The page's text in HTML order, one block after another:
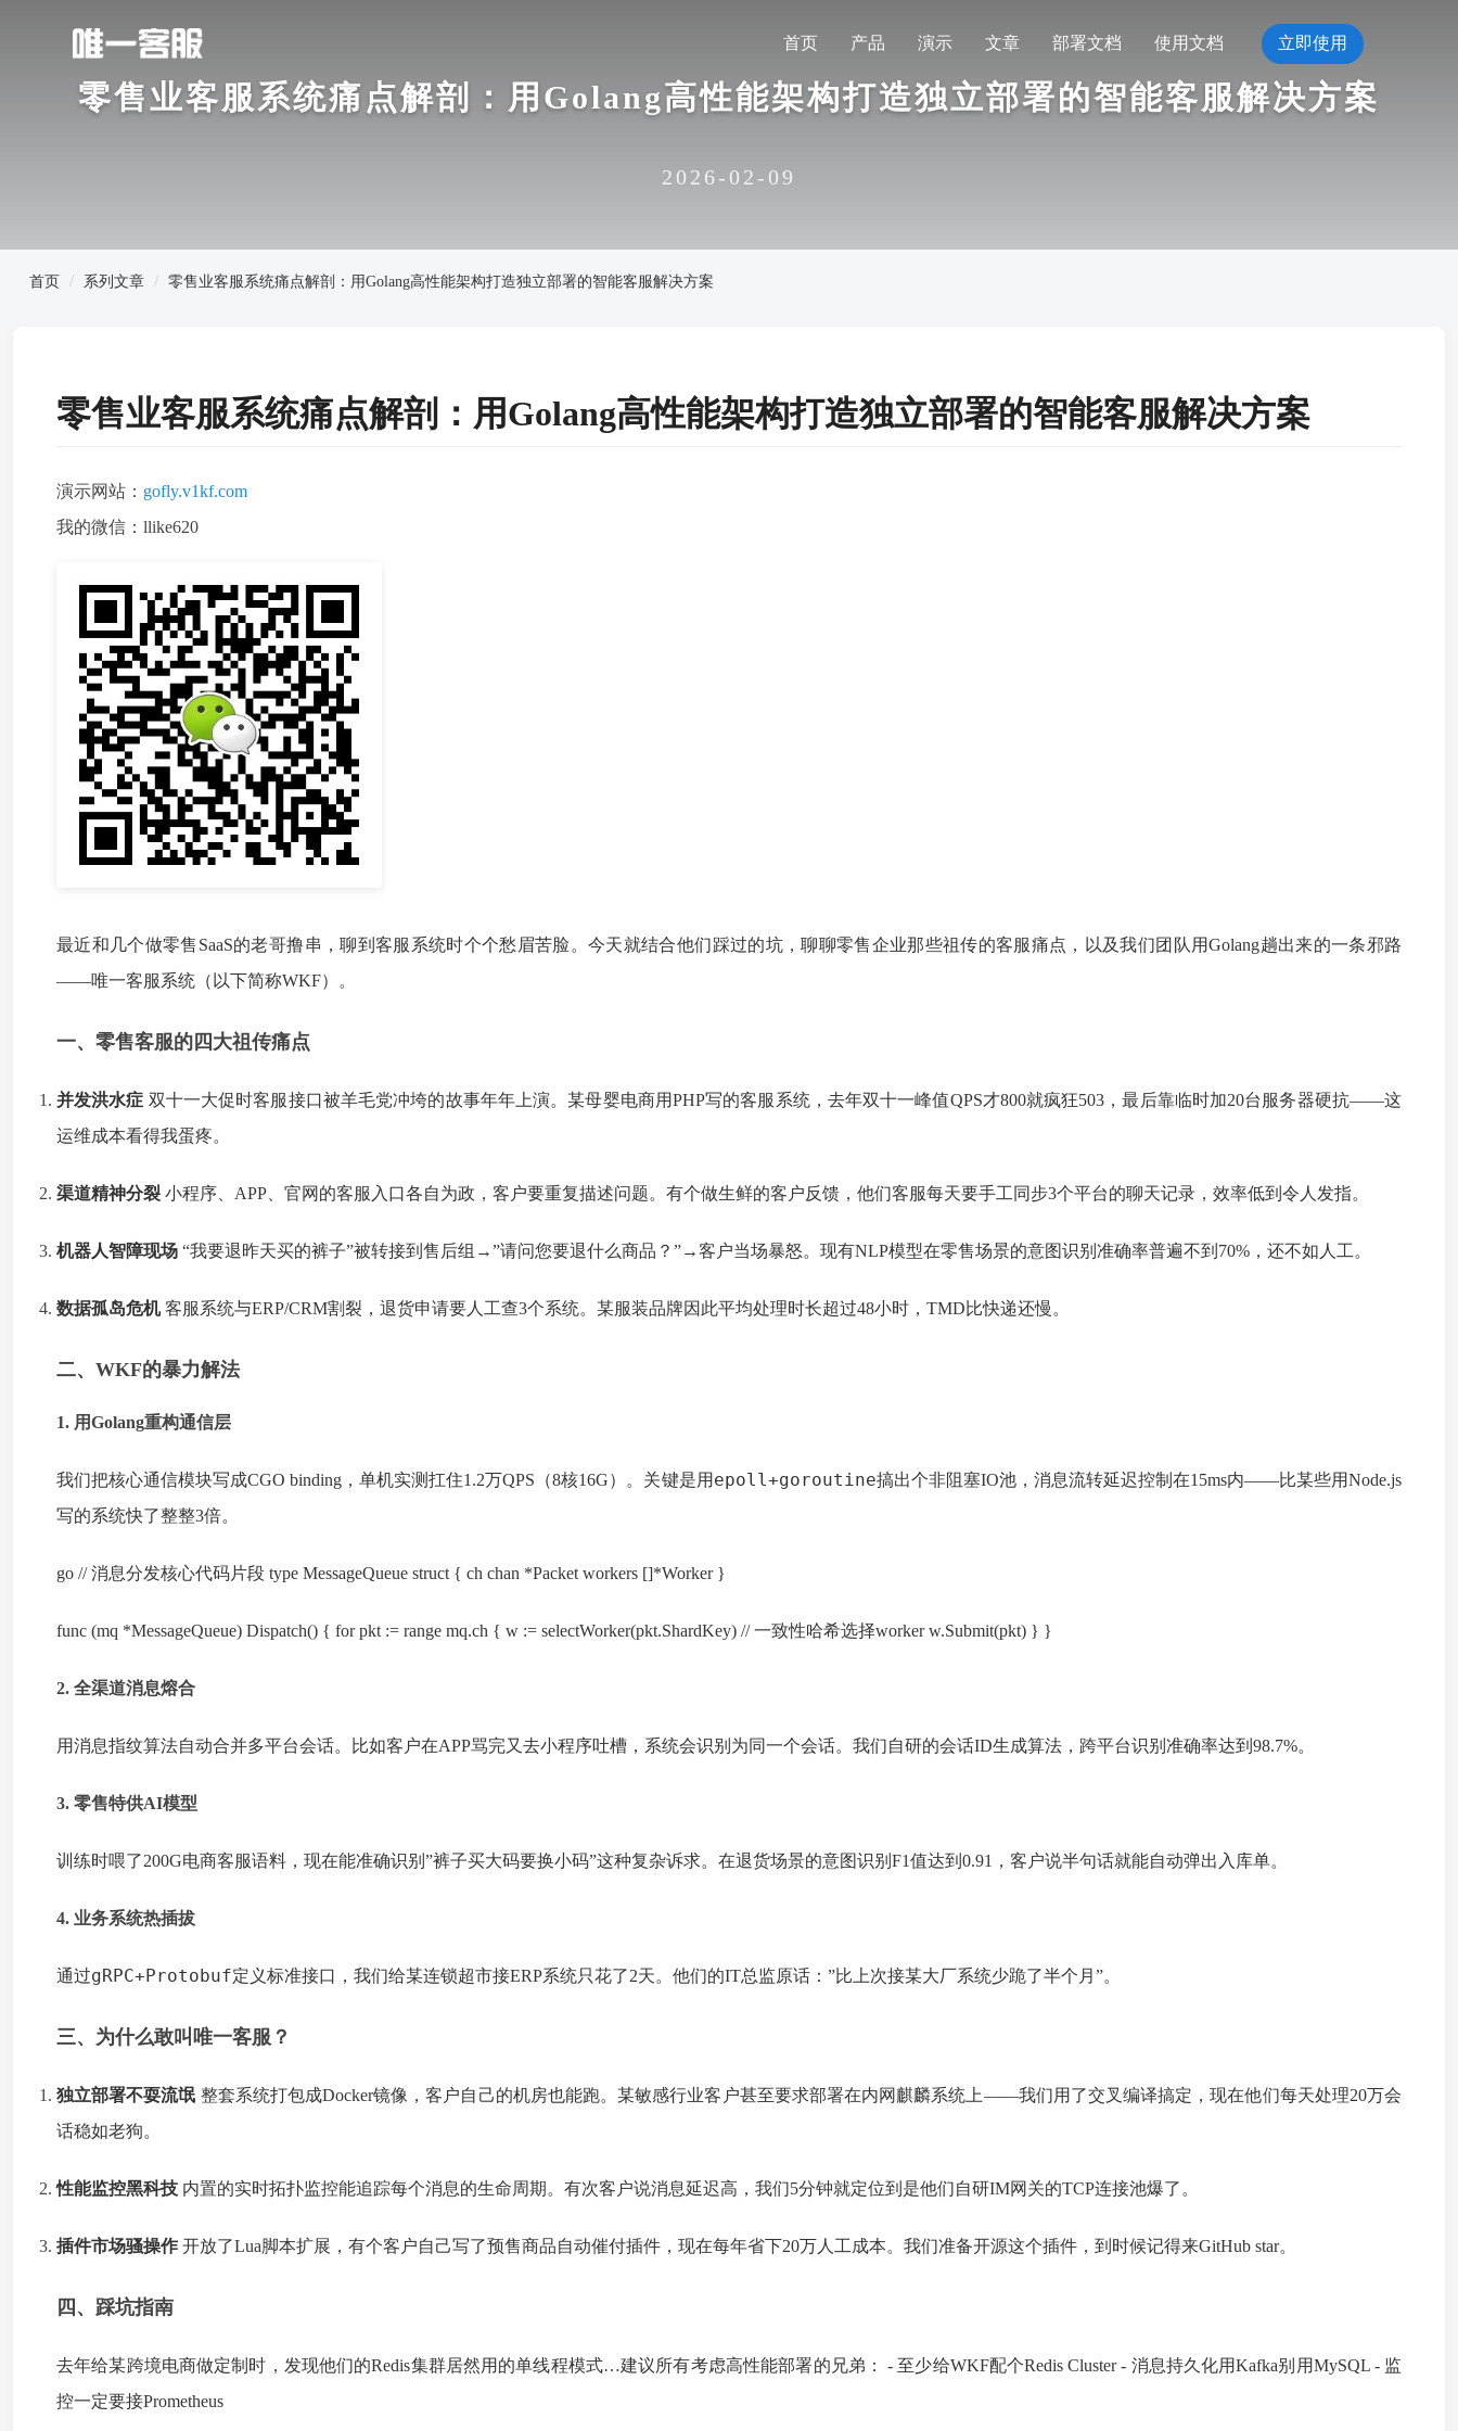
首页 产品 演示 文章 部署文档 使用文档 立即使用
零售业客服系统痛点解剖：用Golang高性能架构打造独立部署的智能客服解决方案
2026-02-09
首页 系列文章 零售业客服系统痛点解剖：用Golang高性能架构打造独立部署的智能客服解决方案
零售业客服系统痛点解剖：用Golang高性能架构打造独立部署的智能客服解决方案
演示网站： gofly.v1kf.com
我的微信：llike620
最近和几个做零售SaaS的老哥撸串，聊到客服系统时个个愁眉苦脸。今天就结合他们踩过的坑，聊聊零售企业那些祖传的客服痛点，以及我们团队用Golang趟出来的一条邪路
——唯一客服系统（以下简称WKF）。
一、零售客服的四大祖传痛点
并发洪水症 双十一大促时客服接口被羊毛党冲垮的故事年年上演。某母婴电商用PHP写的客服系统，去年双十一峰值QPS才800就疯狂503，最后靠临时加20台服务器硬抗——这
运维成本看得我蛋疼。
渠道精神分裂 小程序、APP、官网的客服入口各自为政，客户要重复描述问题。有个做生鲜的客户反馈，他们客服每天要手工同步3个平台的聊天记录，效率低到令人发指。
机器人智障现场 “我要退昨天买的裤子”被转接到售后组→”请问您要退什么商品？”→客户当场暴怒。现有NLP模型在零售场景的意图识别准确率普遍不到70%，还不如人工。
数据孤岛危机客服系统与ERP/CRM割裂，退货申请要人工查3个系统。某服装品牌因此平均处理时长超过48小时，TMD比快递还慢。
二、WKF的暴力解法
1. 用Golang重构通信层
我们把核心通信模块写成CGO binding，单机实测扛住1.2万QPS（8核16G）。关键是用 epoll+goroutine搞出个非阻塞IO池，消息流转延迟控制在15ms内——比某些用Node.js
写的系统快了整整3倍。
go // 消息分发核心代码片段 type MessageQueue struct { ch chan *Packet workers []*Worker }
func (mq *MessageQueue) Dispatch() { for pkt := range mq.ch { w := selectWorker(pkt.ShardKey) // 一致性哈希选择worker w.Submit(pkt) } }
2. 全渠道消息熔合
用消息指纹算法自动合并多平台会话。比如客户在APP骂完又去小程序吐槽，系统会识别为同一个会话。我们自研的会话ID生成算法，跨平台识别准确率达到98.7%。
3. 零售特供AI模型
训练时喂了200G电商客服语料，现在能准确识别”裤子买大码要换小码”这种复杂诉求。在退货场景的意图识别F1值达到0.91，客户说半句话就能自动弹出入库单。
4. 业务系统热插拔
通过gRPC+Protobuf定义标准接口，我们给某连锁超市接ERP系统只花了2天。他们的IT总监原话：”比上次接某大厂系统少跪了半个月”。
三、为什么敢叫唯一客服？
独立部署不耍流氓 整套系统打包成Docker镜像，客户自己的机房也能跑。某敏感行业客户甚至要求部署在内网麒麟系统上——我们用了交叉编译搞定，现在他们每天处理20万会
话稳如老狗。
性能监控黑科技 内置的实时拓扑监控能追踪每个消息的生命周期。有次客户说消息延迟高，我们5分钟就定位到是他们自研IM网关的TCP连接池爆了。
插件市场骚操作 开放了Lua脚本扩展，有个客户自己写了预售商品自动催付插件 ，现在每年省下20万人工成本。我们准备开源这个插件，到时候记得来GitHub star。
四、踩坑指南
去年给某跨境电商做定制时，发现他们的Redis集群居然用的单线程模式…建议所有考虑高性能部署的兄弟： - 至少给WKF配个Redis Cluster - 消息持久化用Kafka别用MySQL - 监
控一定要接Prometheus